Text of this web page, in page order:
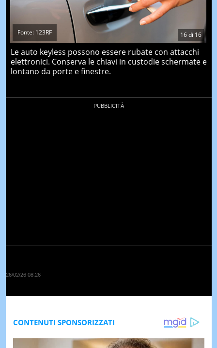
16di 16
Fonte: 123RF
Le auto keyless possono essere rubate con attacchi
elettronici. Conserva le chiavi in custodie schermate e
lontano da porte e finestre.
26/02/26 08:26